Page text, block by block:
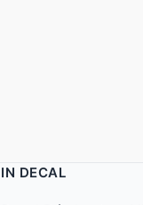
IN DECAL